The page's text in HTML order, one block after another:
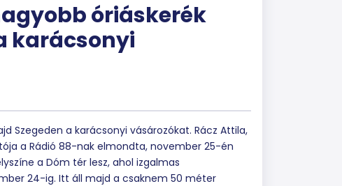
óriáskerék
karácsonyi
Szegeden a karácsonyi vásározókat. Rácz Attila,
a Rádió 88-nak elmondta, november 25-én
a Dóm tér lesz, ahol izgalmas
24-ig. Itt áll majd a csaknem 50 méter